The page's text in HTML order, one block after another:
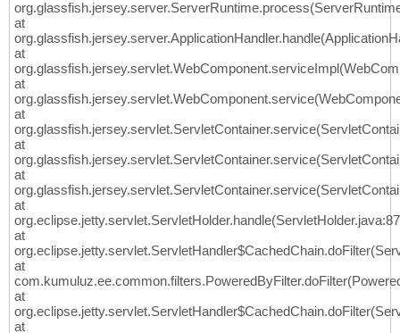
at
at
at
at
at
at
at
at
at
at
at